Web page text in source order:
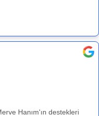
Hanım'ın destekleri